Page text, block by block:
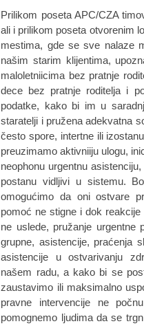
Prilikom poseta APC/CZA
ali i prilikom poseta otvorenim
mestima, gde se sve nalaze
našim starim klijentima,
maloletniicima bez pratnje
dece bez pratnje roditelja i
podatke, kako bi im u
staratelji i pružena adekvatna
često spore, intertne ili
preuzimamo aktivniiju ulogu,
neophonu urgentnu
postanu vidljivi u sistemu.
omogućimo da oni ostvare
pomoć ne stigne i dok
ne uslede, pružanje urgentne
grupne, asistencije, praćenja
asistencije u ostvarivanju
našem radu, a kako bi se
zaustavimo ili maksimalno
pravne intervencije ne
pomognemo ljudima da se